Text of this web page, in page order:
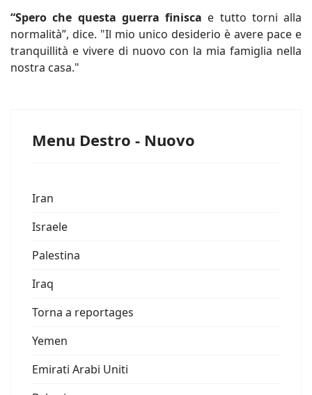
“Spero che questa guerra finisca e tutto torni alla
normalità”, dice. "Il mio unico desiderio è avere pace e
tranquillità e vivere di nuovo con la mia famiglia nella
nostra casa."
Menu Destro - Nuovo
Iran
Israele
Palestina
Iraq
Torna a reportages
Yemen
Emirati Arabi Uniti